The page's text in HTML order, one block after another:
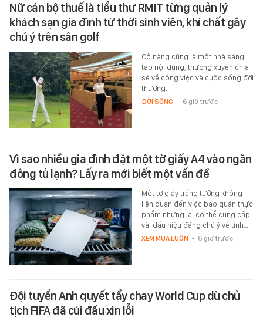
Nữ cán bộ thuế là tiểu thư RMIT từng quản lý
khách sạn gia đình từ thời sinh viên, khí chất gây
chú ý trên sân golf
Cô nàng cũng là một nhà sáng
tạo nội dung, thường xuyên chia
sẻ về công việc và cuộc sống đời
thường.
ĐỜI SỐNG - 6 giờ trước
Vì sao nhiều gia đình đặt một tờ giấy A4 vào ngăn
đông tủ lạnh? Lấy ra mới biết một vấn đề
Một tờ giấy trắng tưởng không
liên quan đến việc bảo quản thực
phẩm nhưng lại có thể cung cấp
vài dấu hiệu đáng chú ý về tình…
XEM MUA LUÔN - 6 giờ trước
Đội tuyển Anh quyết tẩy chay World Cup dù chủ
tịch FIFA đã cúi đầu xin lỗi